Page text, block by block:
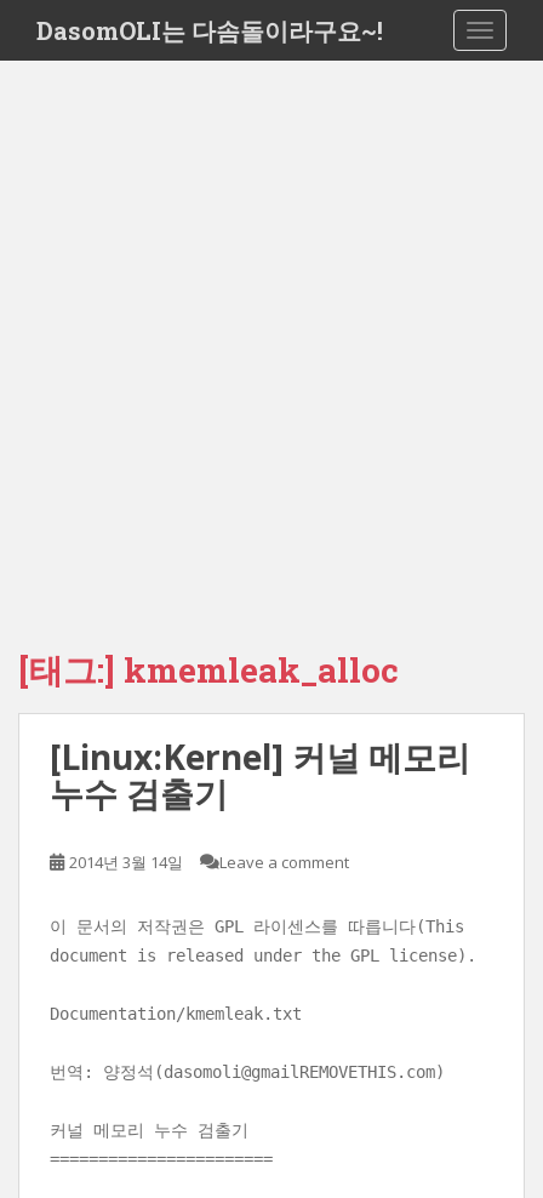
i
DasomOLI는 다솜돌이라구요~!
[태그:] kmemleak_alloc
[Linux:Kernel] 커널 메모리
누수 검출기
2014년 3월 14일 Leave a comment
이 문서의 저작권은 GPL 라이센스를 따릅니다(This
document is released under the GPL license).
Documentation/kmemleak.txt
번역: 양정석(dasomoli@gmailREMOVETHIS.com)
커널 메모리 누수 검출기
=======================